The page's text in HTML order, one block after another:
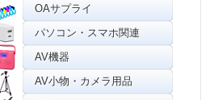
OAサプライ
パソコン・スマホ関連
AV機器
AV小物・カメラ用品